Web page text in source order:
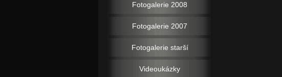
Fotogalerie 2008
Fotogalerie 2007
Fotogalerie starší
Videoukázky